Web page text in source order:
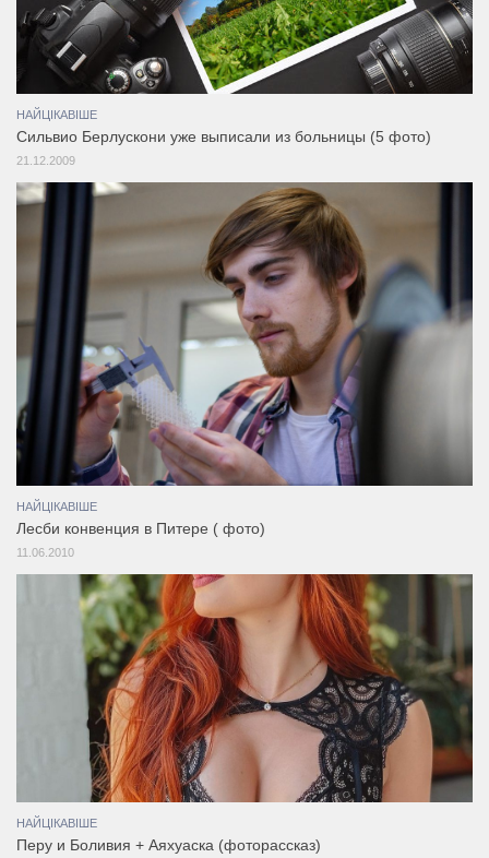
НАЙЦІКАВІШЕ
Сильвио Берлускони уже выписали из больницы (5 фото)
21.12.2009
НАЙЦІКАВІШЕ
Лесби конвенция в Питере ( фото)
11.06.2010
НАЙЦІКАВІШЕ
Перу и Боливия + Аяхуаска (фоторассказ)